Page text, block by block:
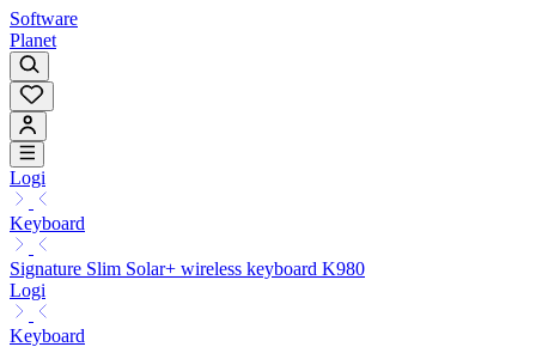
Software
Planet
Logi
Keyboard
Signature Slim Solar+ wireless keyboard K980
Logi
Keyboard